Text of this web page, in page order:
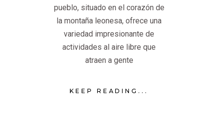
pueblo, situado en el corazón de
la montaña leonesa, ofrece una
variedad impresionante de
actividades al aire libre que
atraen a gente
KEEP READING...